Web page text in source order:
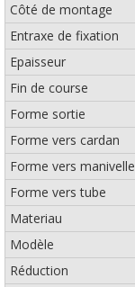
Côté de montage
Entraxe de fixation
Epaisseur
Fin de course
Forme sortie
Forme vers cardan
Forme vers manivelle
Forme vers tube
Materiau
Modèle
Réduction